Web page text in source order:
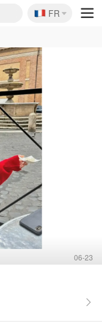
🇫🇷
FR
06-23